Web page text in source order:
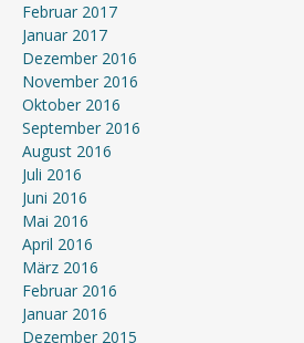
Februar 2017
Januar 2017
Dezember 2016
November 2016
Oktober 2016
September 2016
August 2016
Juli 2016
Juni 2016
Mai 2016
April 2016
März 2016
Februar 2016
Januar 2016
Dezember 2015